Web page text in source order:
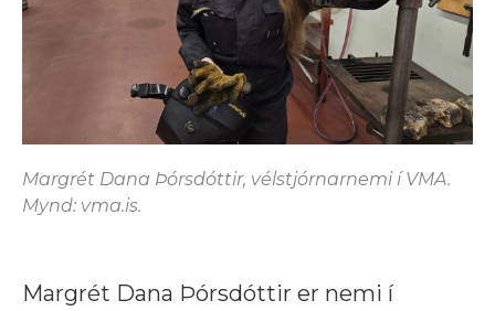
Margrét Dana Þórsdóttir, vélstjórnarnemi í VMA.
Mynd: vma.is.
Margrét Dana Þórsdóttir er nemi í